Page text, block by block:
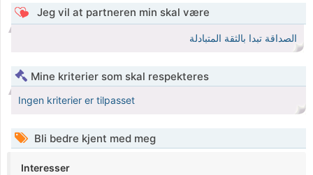
Jeg vil at partneren min skal være
الصداقة تبدا بالثقة المتبادلة
Mine kriterier som skal respekteres
Ingen kriterier er tilpasset
Bli bedre kjent med meg
Interesser